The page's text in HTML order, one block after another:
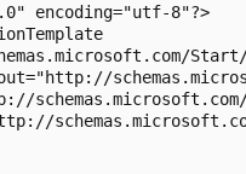
encoding="utf-8"?>